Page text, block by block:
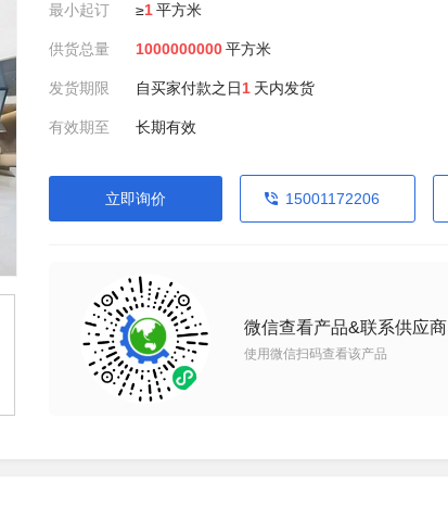
最小起订 ≥1平方米
供货总量 1000000000平方米
发货期限 自买家付款之日1 天内发货
有效期至 长期有效
立即询价 15001172206
微信查看产品&联系供应商
使用微信扫码查看该产品